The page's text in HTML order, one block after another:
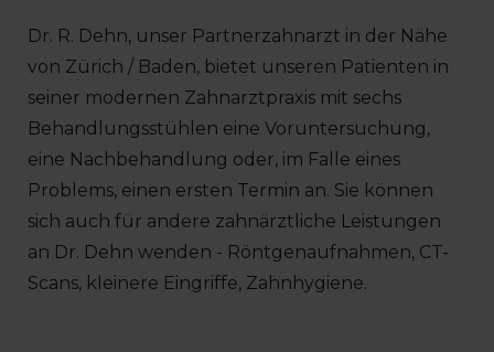
Dr. R. Dehn, unser Partnerzahnarzt in der Nähe
von Zürich / Baden, bietet unseren Patienten in
seiner modernen Zahnarztpraxis mit sechs
Behandlungsstühlen eine Voruntersuchung,
eine Nachbehandlung oder, im Falle eines
Problems, einen ersten Termin an. Sie können
sich auch für andere zahnärztliche Leistungen
an Dr. Dehn wenden - Röntgenaufnahmen, CT-
Scans, kleinere Eingriffe, Zahnhygiene.